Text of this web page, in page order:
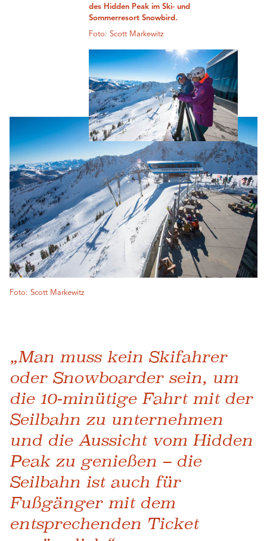
des Hidden Peak im Ski- und
Sommerresort Snowbird.
Foto: Scott Markewitz
Foto: Scott Markewitz
„Man muss kein Skifahrer
oder Snowboarder sein, um
die 10-minütige Fahrt mit der
Seilbahn zu unternehmen
und die Aussicht vom Hidden
Peak zu genießen – die
Seilbahn ist auch für
Fußgänger mit dem
entsprechenden Ticket